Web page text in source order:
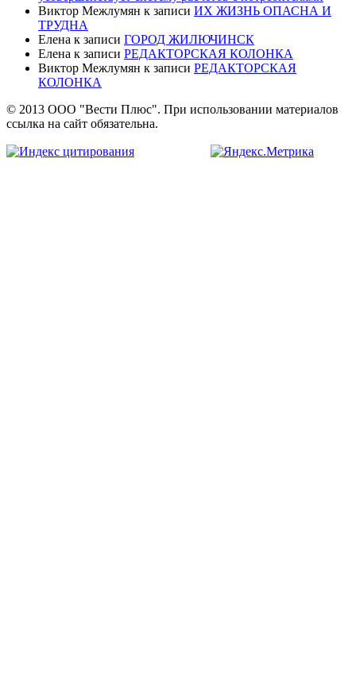
Виктор Межлумян к записи ИХ ЖИЗНЬ ОПАСНА И
ТРУДНА
Елена к записи ГОРОД ЖИЛЮЧИНСК
Елена к записи РЕДАКТОРСКАЯ КОЛОНКА
Виктор Межлумян к записи РЕДАКТОРСКАЯ
КОЛОНКА
© 2013 ООО "Вести Плюс". При использовании материалов
ссылка на сайт обязательна.